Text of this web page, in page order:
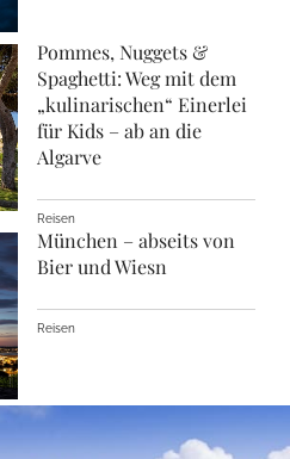
Pommes, Nuggets &
Spaghetti: Weg mit dem
„kulinarischen“ Einerlei
für Kids – ab an die
Algarve
Reisen
München – abseits von
Bier und Wiesn
Reisen